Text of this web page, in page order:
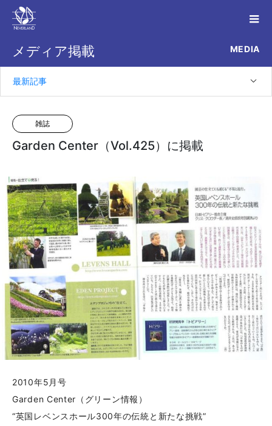
メディア掲載 MEDIA
最新記事
雑誌
Garden Center（Vol.425）に掲載
2010年5月号
Garden Center（グリーン情報）
“英国レベンスホール300年の伝統と新たな挑戦”